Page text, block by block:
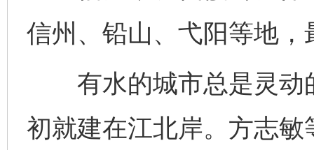
信州、铅山、弋阳等地
有水的城市总是灵动
初就建在江北岸。方志